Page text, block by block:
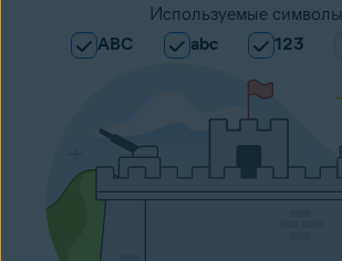
Используемые символы
ABC
abc 123